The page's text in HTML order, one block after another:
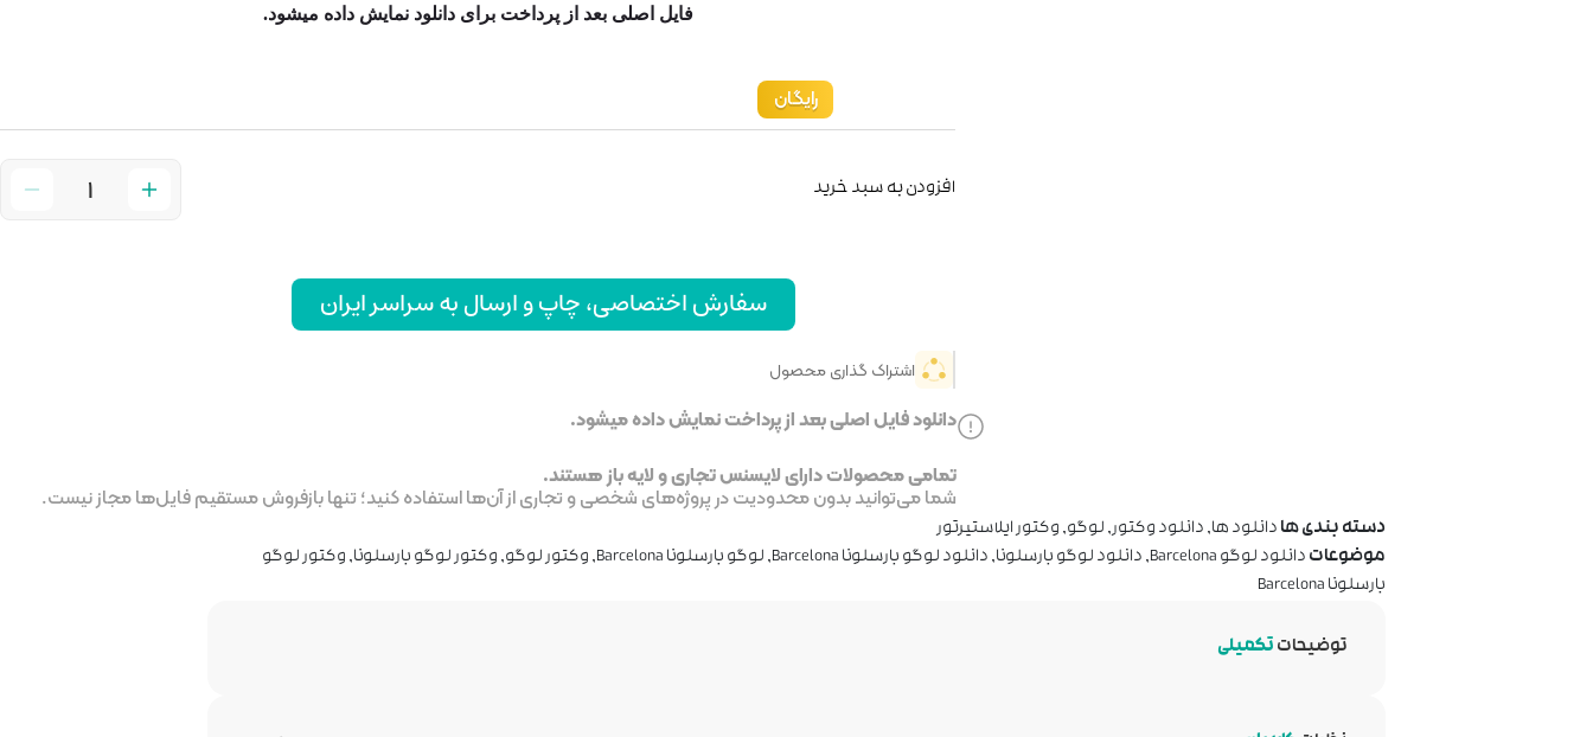
فایل اصلی بعد از پرداخت برای دانلود نمایش داده میشود.
رایگان
افزودن به سبد خرید
سفارش اختصاصی، چاپ و ارسال به سراسر ایران
اشتراک گذاری محصول
دانلود فایل اصلی بعد از پرداخت نمایش داده میشود.
تمامی محصولات دارای لایسنس تجاری و لایه باز هستند.
شما می‌توانید بدون محدودیت در پروژه‌های شخصی و تجاری از آن‌ها استفاده کنید؛ تنها بازفروش مستقیم فایل‌ها مجاز نیست.
دسته بندی هادانلود ها,دانلود وکتور,لوگو,وکتور ایلاستیرتور
موضوعاتدانلود لوگو Barcelona ,دانلود لوگو بارسلونا,دانلود لوگو بارسلونا Barcelona ,لوگو بارسلونا Barcelona ,وکتور لوگو,وکتور لوگو بارسلونا,وکتور لوگو
بارسلونا Barcelona
توضیحاتتکمیلی